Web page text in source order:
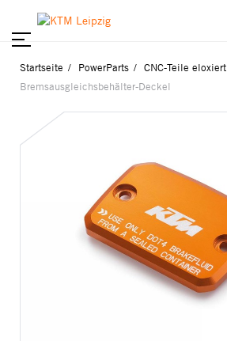
Startseite PowerParts CNC-Teile eloxiert
Bremsausgleichsbehälter-Deckel